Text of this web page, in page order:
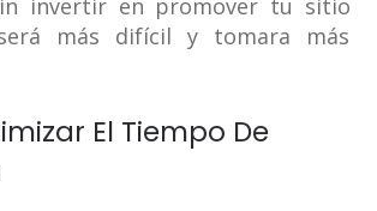
invertir en promover tu sitio
más difícil y tomara más
El Tiempo De